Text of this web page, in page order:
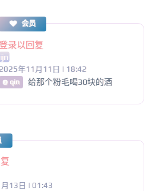
会员
登录以回复
ijn
2025年11月11日 | 18:42
@ qin 给那个粉毛喝30块的酒
13日 | 01:43